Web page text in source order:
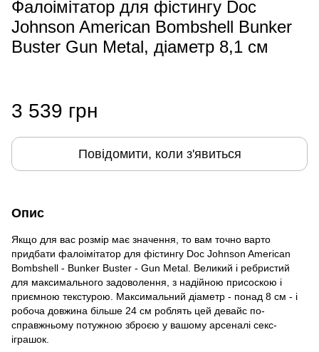
Фалоімітатор для фістингу Doc
Johnson American Bombshell Bunker
Buster Gun Metal, діаметр 8,1 см
3 539 грн
Повідомити, коли з'явиться
Опис
Якщо для вас розмір має значення, то вам точно варто
придбати фалоімітатор для фістингу Doc Johnson American
Bombshell - Bunker Buster - Gun Metal. Великий і ребристий
для максимального задоволення, з надійною присоскою і
приємною текстурою. Максимальний діаметр - понад 8 см - і
робоча довжина більше 24 см роблять цей девайс по-
справжньому потужною зброєю у вашому арсеналі секс-
іграшок.